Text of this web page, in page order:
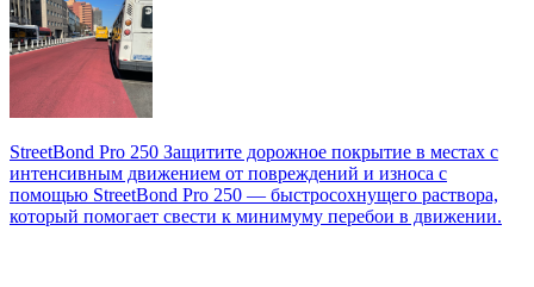
StreetBond Pro 250 Защитите дорожное покрытие в местах с
интенсивным движением от повреждений и износа с
помощью StreetBond Pro 250 — быстросохнущего раствора,
который помогает свести к минимуму перебои в движении.